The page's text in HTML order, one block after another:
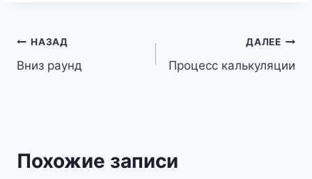
Навигация
по
НАЗАД
Вниз раунд
ДАЛЕЕ
Процесс калькуляции
Похожие записи